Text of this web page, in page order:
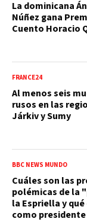
La dominicana
Núñez gana
Cuento Horacio
FRANCE24
Al menos seis
rusos en las
Járkiv y Sumy
BBC NEWS MUNDO
Cuáles son las
polémicas de la
la Espriella y
como